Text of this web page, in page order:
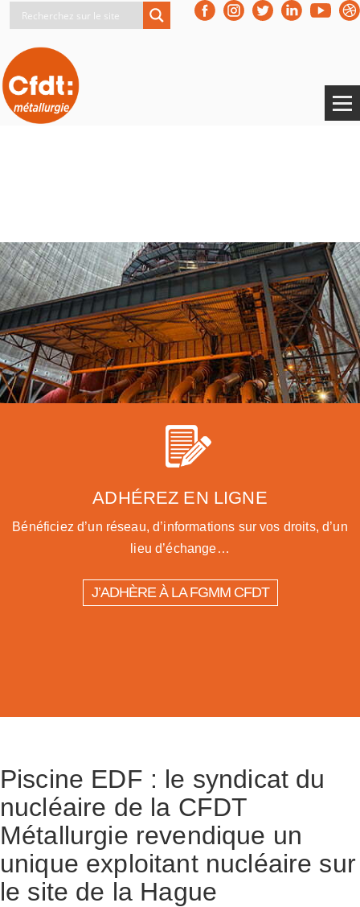
ADHÉREZ EN LIGNE
Bénéficiez d’un réseau, d’informations sur vos droits, d’un
lieu d’échange…
J’ADHÈRE À LA FGMM CFDT
Piscine EDF : le syndicat du
nucléaire de la CFDT
Métallurgie revendique un
unique exploitant nucléaire sur
le site de la Hague